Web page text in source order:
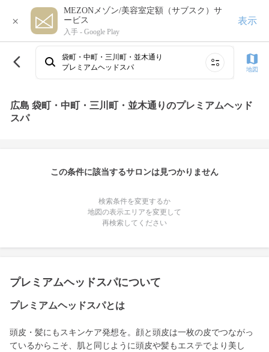
×
MEZONメゾン/美容室定額（サブスク）サ
ービス
入手 - Google Play
表示
袋町・中町・三川町・並木通り
プレミアムヘッドスパ
地図
広島 袋町・中町・三川町・並木通りのプレミアムヘッド
スパ
この条件に該当するサロンは見つかりません
検索条件を変更するか
地図の表示エリアを変更して
再検索してください
プレミアムヘッドスパについて
プレミアムヘッドスパとは
頭皮・髪にもスキンケア発想を。顔と頭皮は一枚の皮でつながっ
ているからこそ、肌と同じように頭皮や髪もエステでより美し